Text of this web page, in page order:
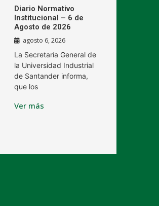
Diario Normativo
Institucional – 6 de
Agosto de 2026
agosto 6, 2026
La Secretaría General de
la Universidad Industrial
de Santander informa,
que los
Ver más